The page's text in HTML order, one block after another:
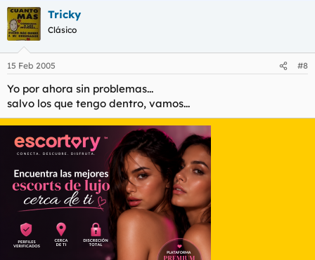
Tricky
Clásico
15 Feb 2005 #8
Yo por ahora sin problemas...
salvo los que tengo dentro, vamos...